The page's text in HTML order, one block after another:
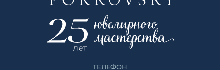
ТЕЛЕФОН